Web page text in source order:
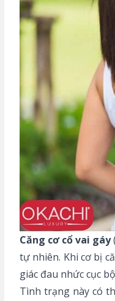
Căng cơ cổ vai gáy
tự nhiên. Khi cơ bị
giác đau nhức cục
Tình trạng này có